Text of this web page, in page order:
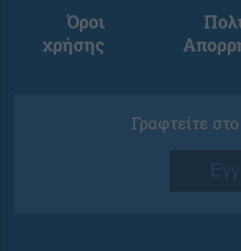
Όροι
χρήσης
Γραφτείτε